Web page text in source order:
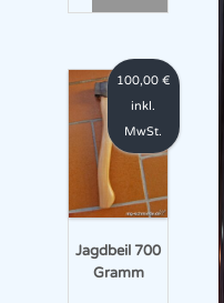
Jagdbeil 700
Gramm
100,00 €
inkl.
MwSt.